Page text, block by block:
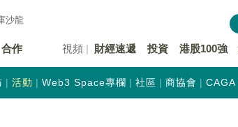
沙龍
合作 視頻 財經速遞 投資 港股100強
活動 Web3 Space專欄 社區 商協會 CAGA